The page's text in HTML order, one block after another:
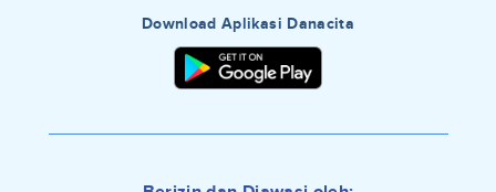
Download Aplikasi Danacita